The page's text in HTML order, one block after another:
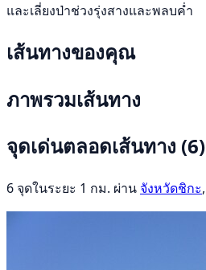
และเลี่ยงป่าช่วงรุ่งสางและพลบค่ำ
เส้นทางของคุณ
ภาพรวมเส้นทาง
จุดเด่นตลอดเส้นทาง (6)
6 จุดในระยะ 1 กม. ผ่าน จังหวัดชิกะ,